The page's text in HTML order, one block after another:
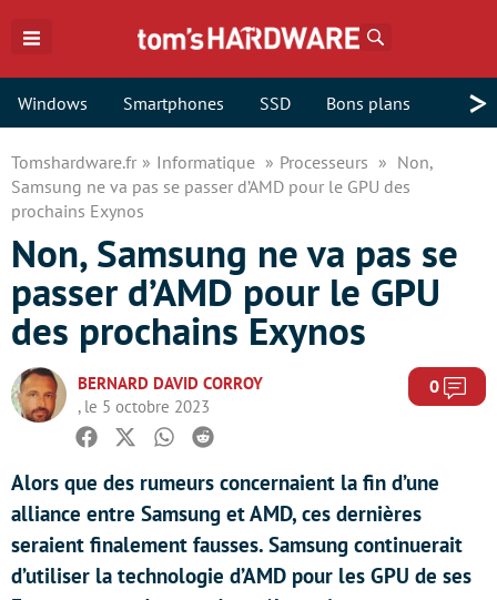
Windows Smartphones SSD Bons plans >
Tomshardware.fr Informatique Processeurs
Non,
Samsung ne va pas se passer d’AMD pour le GPU des
prochains Exynos
Non, Samsung ne va pas se
passer d’AMD pour le GPU
des prochains Exynos
BERNARD DAVID CORROY
, le 5 octobre 2023
0
Facebook
TwitterWhatsapp
Reddit
Alors que des rumeurs concernaient la fin d’une
alliance entre Samsung et AMD, ces dernières
seraient finalement fausses. Samsung continuerait
d’utiliser la technologie d’AMD pour les GPU de ses